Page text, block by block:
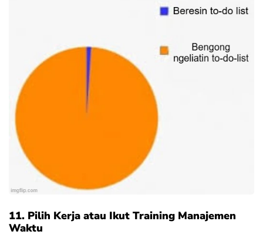
11. Pilih Kerja atau Ikut Training Manajemen
Waktu